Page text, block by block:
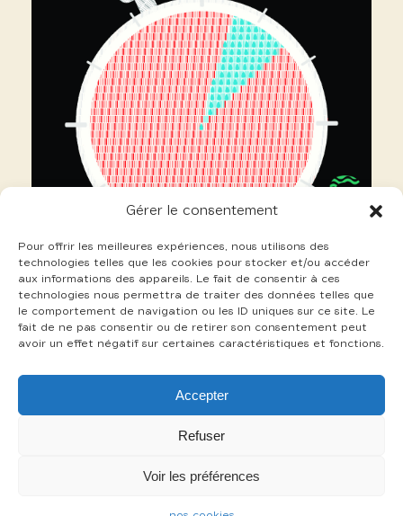
Gérer le consentement
Pour offrir les meilleures expériences, nous utilisons des
technologies telles que les cookies pour stocker et/ou accéder
aux informations des appareils. Le fait de consentir à ces
technologies nous permettra de traiter des données telles que
le comportement de navigation ou les ID uniques sur ce site. Le
fait de ne pas consentir ou de retirer son consentement peut
avoir un effet négatif sur certaines caractéristiques et fonctions.
Accepter
Refuser
Voir les préférences
24 Nocquet Catherine